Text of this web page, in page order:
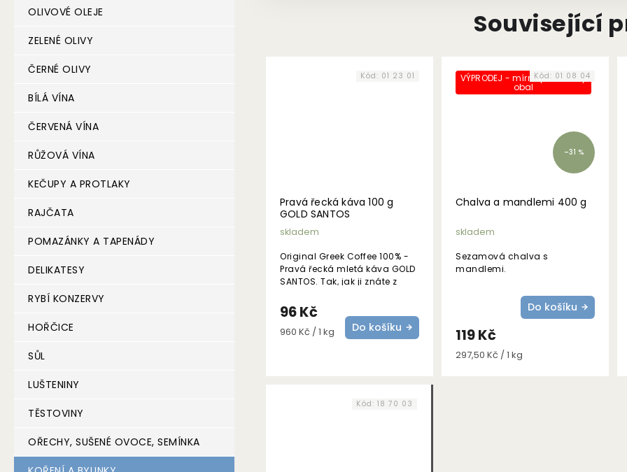
OLIVOVÉ OLEJE
ZELENÉ OLIVY
ČERNÉ OLIVY
BÍLÁ VÍNA
ČERVENÁ VÍNA
RŮŽOVÁ VÍNA
KEČUPY A PROTLAKY
RAJČATA
POMAZÁNKY A TAPENÁDY
DELIKATESY
RYBÍ KONZERVY
HOŘČICE
SŮL
LUŠTENINY
TĚSTOVINY
OŘECHY, SUŠENÉ OVOCE, SEMÍNKA
Související
Pravá řecká káva 100 g
GOLD SANTOS
skladem
96 Kč
Měrná
960 Kč / 1 kg Do košíku
Original Greek Coffee 100% -
Pravá řecká mletá káva GOLD
SANTOS. Tak, jak ji znáte z
Kategorie chuti: jemná.
Kód: 01 23 01 VÝPRODEJ - mírně poškozený
obal
–31 %
Chalva a mandlemi 400 g
skladem
119 Kč
Měrná
297,50 Kč / 1 kg
Do košíku
Sezamová chalva s
mandlemi.
Kód: 01 08 04
Kód: 18 70 03